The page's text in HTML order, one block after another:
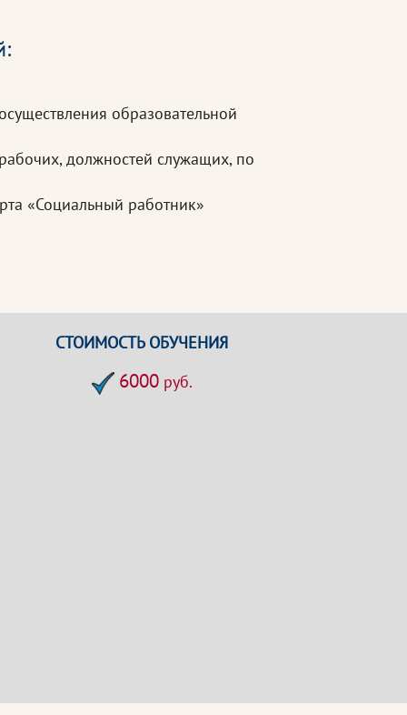
образовательной
должностей служащих, по
«Социальный работник»
СТОИМОСТЬ ОБУЧЕНИЯ
6000руб.